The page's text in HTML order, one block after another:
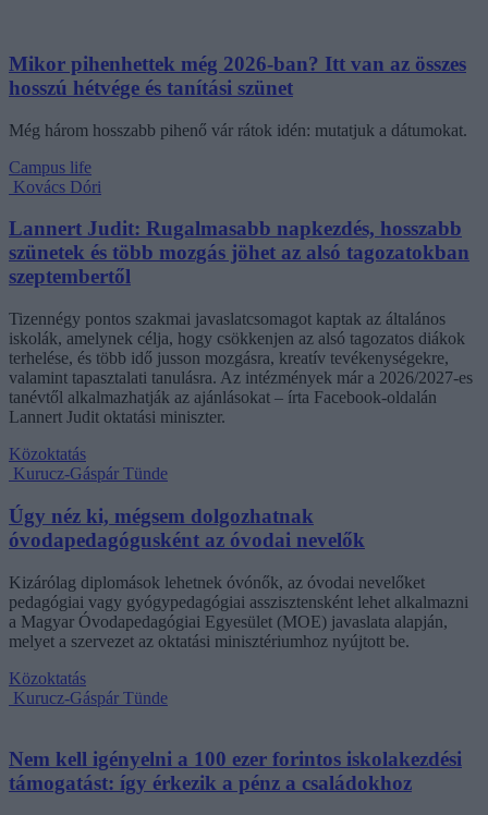
Mikor pihenhettek még 2026-ban? Itt van az összes
hosszú hétvége és tanítási szünet
Még három hosszabb pihenő vár rátok idén: mutatjuk a dátumokat.
Campus life
Kovács Dóri
Lannert Judit: Rugalmasabb napkezdés, hosszabb
szünetek és több mozgás jöhet az alsó tagozatokban
szeptembertől
Tizennégy pontos szakmai javaslatcsomagot kaptak az általános
iskolák, amelynek célja, hogy csökkenjen az alsó tagozatos diákok
terhelése, és több idő jusson mozgásra, kreatív tevékenységekre,
valamint tapasztalati tanulásra. Az intézmények már a 2026/2027-es
tanévtől alkalmazhatják az ajánlásokat – írta Facebook-oldalán
Lannert Judit oktatási miniszter.
Közoktatás
Kurucz-Gáspár Tünde
Úgy néz ki, mégsem dolgozhatnak
óvodapedagógusként az óvodai nevelők
Kizárólag diplomások lehetnek óvónők, az óvodai nevelőket
pedagógiai vagy gyógypedagógiai asszisztensként lehet alkalmazni
a Magyar Óvodapedagógiai Egyesület (MOE) javaslata alapján,
melyet a szervezet az oktatási minisztériumhoz nyújtott be.
Közoktatás
Kurucz-Gáspár Tünde
Nem kell igényelni a 100 ezer forintos iskolakezdési
támogatást: így érkezik a pénz a családokhoz